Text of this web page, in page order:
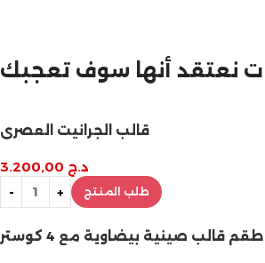
تخفيضات نهاية السنة
نعتقد أنها سوف تعجبك
قالب الجرانيت العصري
د.ج
طلب المنتج
طقم قالب صينية بيضاوية مع 4 كوستر